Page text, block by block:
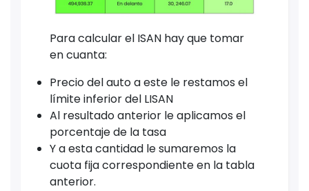
Para calcular el ISAN hay que tomar
en cuanta:
Precio del auto a este le restamos el
límite inferior del LISAN
Al resultado anterior le aplicamos el
porcentaje de la tasa
Y a esta cantidad le sumaremos la
cuota fija correspondiente en la tabla
anterior.